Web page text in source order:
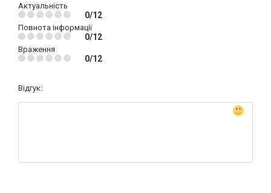
Актуальність
0/12
Повнота інформації
0/12
Враження
0/12
Відгук: